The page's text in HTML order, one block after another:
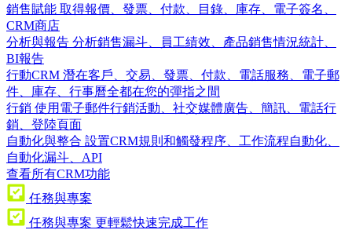
銷售賦能 取得報價、發票、付款、目錄、庫存、電子簽名、
CRM商店
分析與報告 分析銷售漏斗、員工績效、產品銷售情況統計、
BI報告
行動CRM 潛在客戶、交易、發票、付款、電話服務、電子郵
件、庫存、行事曆全都在您的彈指之間
行銷 使用電子郵件行銷活動、社交媒體廣告、簡訊、電話行
銷、登陸頁面
自動化與整合 設置CRM規則和觸發程序、工作流程自動化、
自動化漏斗、API
查看所有CRM功能
任務與專案
任務與專案 更輕鬆快速完成工作